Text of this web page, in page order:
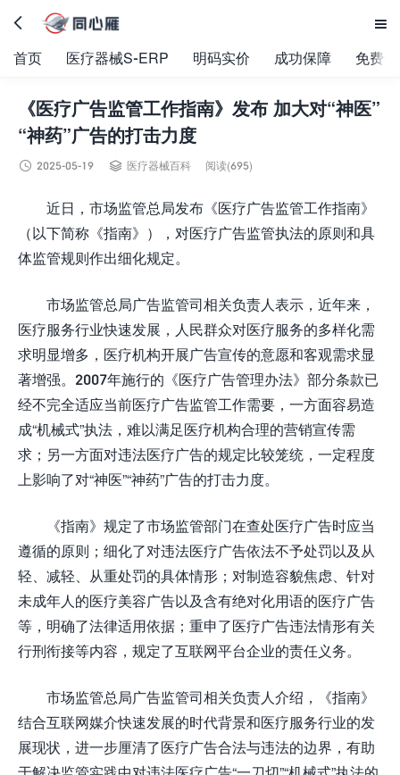
 
首页 医疗器械S-ERP 明码实价 成功保障 免费
《医疗广告监管工作指南》发布 加大对“神医”
“神药”广告的打击力度
 2025-05-19  医疗器械百科 阅读(695)
近日，市场监管总局发布《医疗广告监管工作指南》
（以下简称《指南》），对医疗广告监管执法的原则和具
体监管规则作出细化规定。
市场监管总局广告监管司相关负责人表示，近年来，
医疗服务行业快速发展，人民群众对医疗服务的多样化需
求明显增多，医疗机构开展广告宣传的意愿和客观需求显
著增强。2007年施行的《医疗广告管理办法》部分条款已
经不完全适应当前医疗广告监管工作需要，一方面容易造
成“机械式”执法，难以满足医疗机构合理的营销宣传需
求；另一方面对违法医疗广告的规定比较笼统，一定程度
上影响了对“神医”“神药”广告的打击力度。
《指南》规定了市场监管部门在查处医疗广告时应当
遵循的原则；细化了对违法医疗广告依法不予处罚以及从
轻、减轻、从重处罚的具体情形；对制造容貌焦虑、针对
未成年人的医疗美容广告以及含有绝对化用语的医疗广告
等，明确了法律适用依据；重申了医疗广告违法情形有关
行刑衔接等内容，规定了互联网平台企业的责任义务。
市场监管总局广告监管司相关负责人介绍，《指南》
结合互联网媒介快速发展的时代背景和医疗服务行业的发
展现状，进一步厘清了医疗广告合法与违法的边界，有助